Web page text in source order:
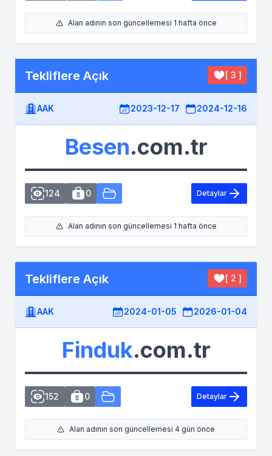
Alan adının son güncellemesi 1 hafta önce
Tekliflere Açık [ 3 ]
AAK 2023-12-17 2024-12-16
Besen.com.tr
124 0 Detaylar
Alan adının son güncellemesi 1 hafta önce
Tekliflere Açık [ 2 ]
AAK 2024-01-05 2026-01-04
Finduk.com.tr
152 0 Detaylar
Alan adının son güncellemesi 4 gün önce